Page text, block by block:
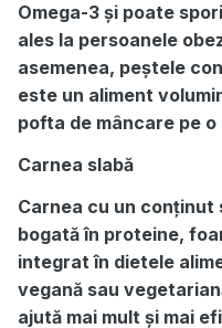
Omega-3 și poate
ales la persoanele
asemenea, peștele
este un aliment
pofta de mâncare pe o
Carnea slabă
Carnea cu un conținut
bogată în proteine,
integrat în dietele
vegană sau
ajută mai mult și mai